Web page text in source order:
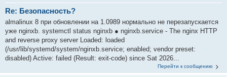
Re: Безопасность?
almalinux 8 при обновлении на 1.0989 нормально не перезапускается
уже nginxb. systemctl status nginxb ● nginxb.service - The nginx HTTP
and reverse proxy server Loaded: loaded
(/usr/lib/systemd/system/nginxb.service; enabled; vendor preset:
disabled) Active: failed (Result: exit-code) since Sat 2026...
Перейти к сообщению